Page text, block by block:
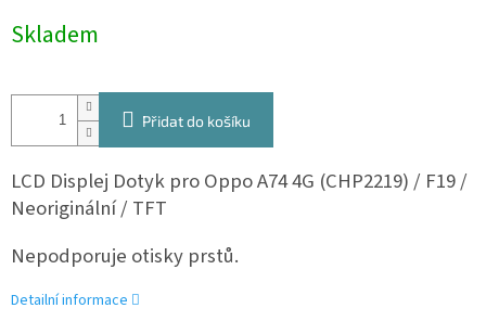
cena:
Skladem
Přidat do košíku
LCD Displej Dotyk pro Oppo A74 4G (CHP2219) / F19 /
Neoriginální / TFT
Nepodporuje otisky prstů.
Detailní informace